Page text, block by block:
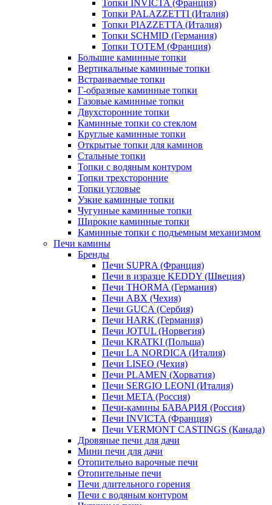
Топки INVICTA (Франция)
Топки PALAZZETTI (Италия)
Топки PIAZZETTA (Италия)
Топки SCHMID (Германия)
Топки TOTEM (Франция)
Большие каминные топки
Вертикальные каминные топки
Встраиваемые топки
Г-образные каминные топки
Газовые каминные топки
Двухсторонние топки
Каминные топки со стеклом
Круглые каминные топки
Открытые топки для каминов
Стальные топки
Топки с водяным контуром
Топки трехсторонние
Топки угловые
Узкие каминные топки
Чугунные каминные топки
Широкие каминные топки
Каминные топки с подъемным механизмом
Печи камины
Бренды
Печи SUPRA (Франция)
Печи в изразце KEDDY (Швеция)
Печи THORMA (Германия)
Печи ABX (Чехия)
Печи GUCA (Сербия)
Печи HARK (Германия)
Печи JOTUL (Норвегия)
Печи KRATKI (Польша)
Печи LA NORDICA (Италия)
Печи LISEO (Чехия)
Печи PLAMEN (Хорватия)
Печи SERGIO LEONI (Италия)
Печи META (Россия)
Печи-камины БАВАРИЯ (Россия)
Печи INVICTA (Франция)
Печи VERMONT CASTINGS (Канада)
Дровяные печи для дачи
Мини печи для дачи
Отопительно варочные печи
Отопительные печи
Печи длительного горения
Печи с водяным контуром